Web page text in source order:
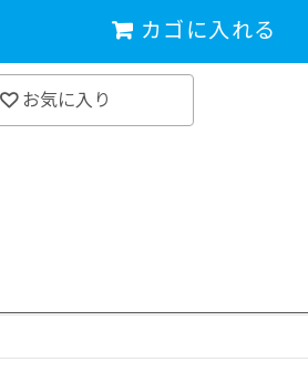
カゴに入れる
お気に入り